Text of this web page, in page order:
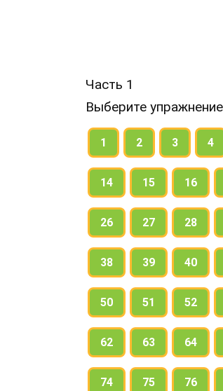
Часть 1
Выберите упражнение
1 2 3 4
14 15 16
26 27 28
38 39 40
50 51 52
62 63 64
74 75 76